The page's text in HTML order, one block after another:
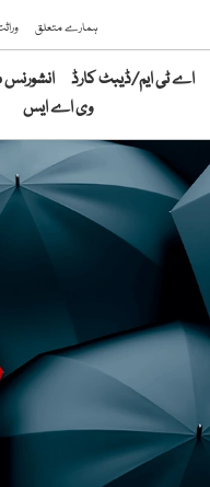
ہمارے متعلق
اے ٹی ایم/ڈیبٹ کارڈ
وی اے ایس